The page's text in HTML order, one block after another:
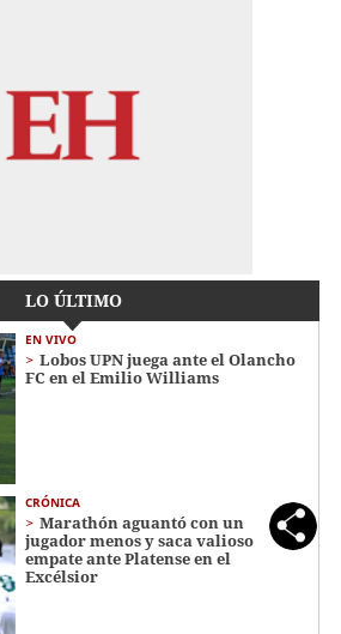
LO ÚLTIMO
EN VIVO
Lobos UPN juega ante el Olancho
FC en el Emilio Williams
CRÓNICA
Marathón aguantó con un
jugador menos y saca valioso
empate ante Platense en el
Excélsior